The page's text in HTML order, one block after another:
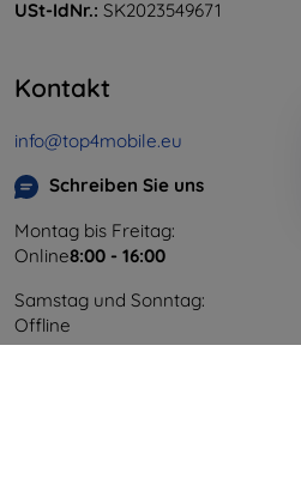
USt-IdNr.: SK2023549671
Kontakt
info@top4mobile.eu
Schreiben Sie uns
Montag bis Freitag:
Online8:00 - 16:00
Samstag und Sonntag:
Offline